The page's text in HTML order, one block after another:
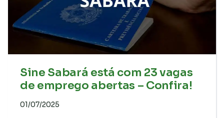
Sine Sabará está com 23 vagas
de emprego abertas – Confira!
01/07/2025